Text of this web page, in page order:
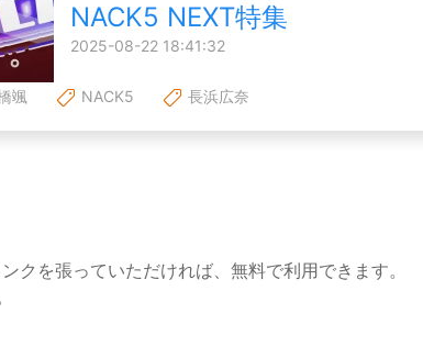
NACK5 NEXT特集
2025-08-22 18:41:32
颯 NACK5 長浜広奈
クを張っていただければ、無料で利用できます。